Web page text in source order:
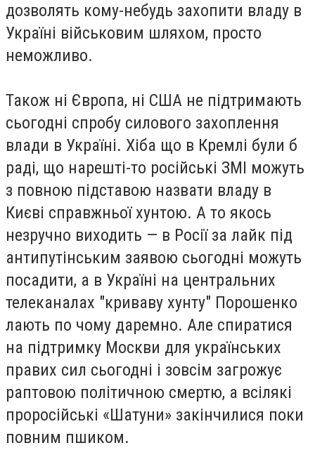
дозволять кому-небудь захопити владу в
Україні військовим шляхом, просто
неможливо.
Також ні Європа, ні США не підтримають
сьогодні спробу силового захоплення
влади в Україні. Хіба що в Кремлі були б
раді, що нарешті-то російські ЗМІ можуть
з повною підставою назвати владу в
Києві справжньої хунтою. А то якось
незручно виходить — в Росії за лайк під
антипутінським заявою сьогодні можуть
посадити, а в Україні на центральних
телеканалах "криваву хунту" Порошенко
лають по чому даремно. Але спиратися
на підтримку Москви для українських
правих сил сьогодні і зовсім загрожує
раптовою політичною смертю, а всілякі
проросійські «Шатуни» закінчилися поки
повним пшиком.